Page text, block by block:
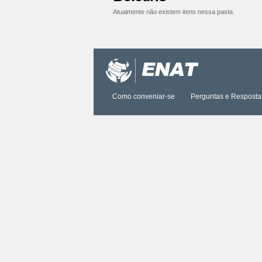
Atualmente não existem itens nessa pasta.
documento
Como conveniar-se Perguntas e